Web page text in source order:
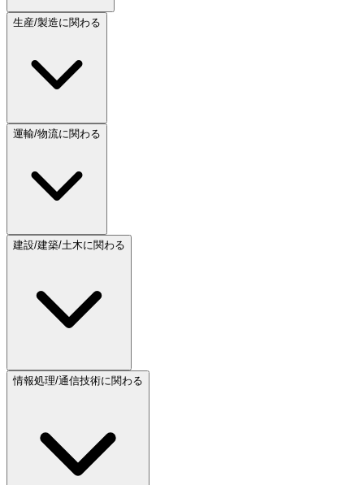
生産/製造に関わる
運輸/物流に関わる
建設/建築/土木に関わる
情報処理/通信技術に関わる